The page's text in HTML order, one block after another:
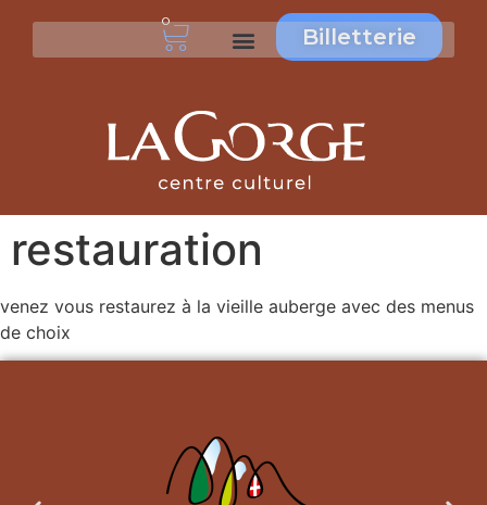
0
Billetterie
restauration
venez vous restaurez à la vieille auberge avec des menus
de choix